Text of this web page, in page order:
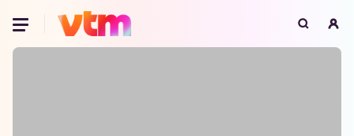
Oeps, browser niet ondersteund